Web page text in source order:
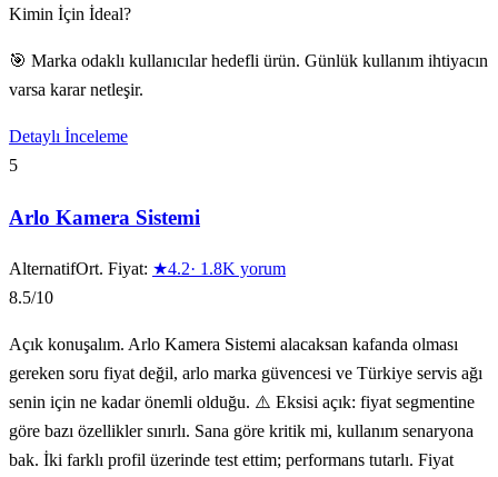
Kimin İçin İdeal?
🎯 Marka odaklı kullanıcılar hedefli ürün. Günlük kullanım ihtiyacın
varsa karar netleşir.
Detaylı İnceleme
5
Arlo Kamera Sistemi
AlternatifOrt. Fiyat: ★4.2· 1.8K yorum
8.5/10
Açık konuşalım. Arlo Kamera Sistemi alacaksan kafanda olması
gereken soru fiyat değil, arlo marka güvencesi ve Türkiye servis ağı
senin için ne kadar önemli olduğu. ⚠️ Eksisi açık: fiyat segmentine
göre bazı özellikler sınırlı. Sana göre kritik mi, kullanım senaryona
bak. İki farklı profil üzerinde test ettim; performans tutarlı. Fiyat